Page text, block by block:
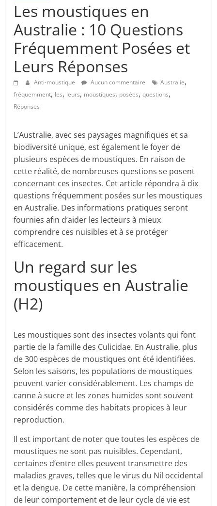
Les moustiques en
Australie : 10 Questions
Fréquemment Posées et
Leurs Réponses
Anti-moustique Aucun commentaire Australie,
fréquemment, les, leurs, moustiques, posées,questions,
Réponses
L’Australie, avec ses paysages magnifiques et sa
biodiversité unique, est également le foyer de
plusieurs espèces de moustiques. En raison de
cette réalité, de nombreuses questions se posent
concernant ces insectes. Cet article répondra à dix
questions fréquemment posées sur les moustiques
en Australie. Des informations pratiques seront
fournies afin d’aider les lecteurs à mieux
comprendre ces nuisibles et à se protéger
efficacement.
Un regard sur les
moustiques en Australie
(H2)
Les moustiques sont des insectes volants qui font
partie de la famille des Culicidae. En Australie, plus
de 300 espèces de moustiques ont été identifiées.
Selon les saisons, les populations de moustiques
peuvent varier considérablement. Les champs de
canne à sucre et les zones humides sont souvent
considérés comme des habitats propices à leur
reproduction.
Il est important de noter que toutes les espèces de
moustiques ne sont pas nuisibles. Cependant,
certaines d’entre elles peuvent transmettre des
maladies graves, telles que le virus du Nil occidental
et la dengue. De cette manière, la compréhension
de leur comportement et de leur cycle de vie est